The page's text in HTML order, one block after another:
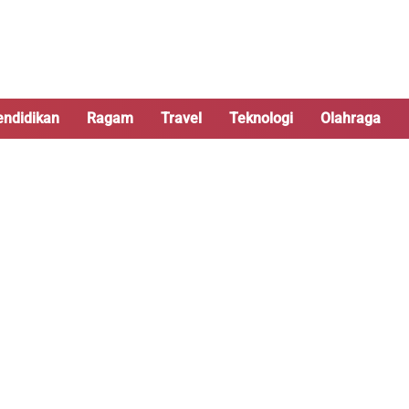
Ragam Travel Teknologi Olahraga